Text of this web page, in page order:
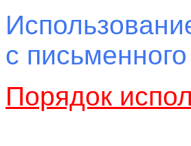
с
Порядок